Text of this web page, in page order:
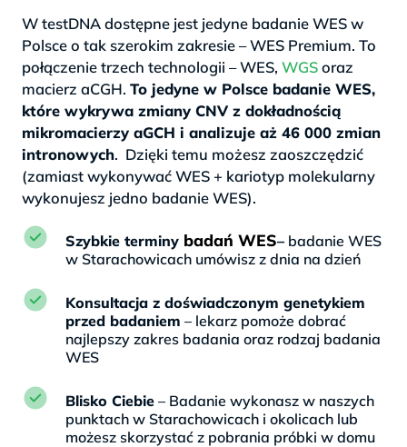
W testDNA dostępne jest jedyne badanie WES w
Polsce o tak szerokim zakresie – WES Premium. To
połączenie trzech technologii – WES, WGSoraz
macierz aCGH. To jedyne w Polsce badanie WES,
które wykrywa zmiany CNV z dokładnością
mikromacierzy aGCH i analizuje aż 46 000 zmian
intronowych. Dzięki temu możesz zaoszczędzić
(zamiast wykonywać WES + kariotyp molekularny
wykonujesz jedno badanie WES).
Szybkie terminy badań WES– badanie WES
w Starachowicach umówisz z dnia na dzień
Konsultacja z doświadczonym genetykiem
przed badaniem – lekarz pomoże dobrać
najlepszy zakres badania oraz rodzaj badania
WES
Blisko Ciebie – Badanie wykonasz w naszych
punktach w Starachowicach i okolicach lub
możesz skorzystać z pobrania próbki w domu